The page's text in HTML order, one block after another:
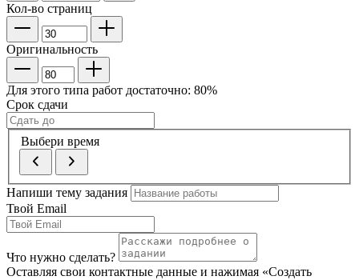
Кол-во страниц
Оригинальность
Для этого типа работ достаточно: 80%
Срок сдачи
Выбери время
Напиши тему задания
Твой Email
Что нужно сделать?
Оставляя свои контактные данные и нажимая «Создать